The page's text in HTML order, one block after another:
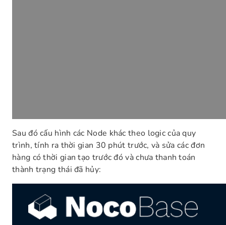
Sau đó cấu hình các Node khác theo logic của quy
trình, tính ra thời gian 30 phút trước, và sửa các đơn
hàng có thời gian tạo trước đó và chưa thanh toán
thành trạng thái đã hủy: